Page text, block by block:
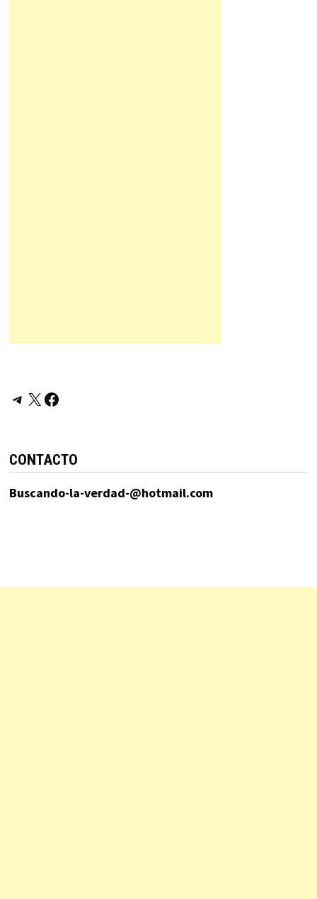
Telegram
X Facebook
CONTACTO
Buscando-la-verdad-@hotmail.com